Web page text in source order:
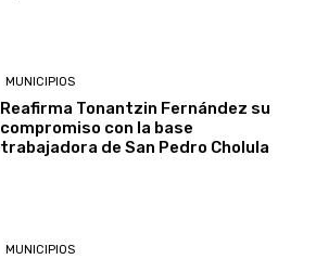
MUNICIPIOS
Reafirma Tonantzin Fernández su
compromiso con la base
trabajadora de San Pedro Cholula
MUNICIPIOS